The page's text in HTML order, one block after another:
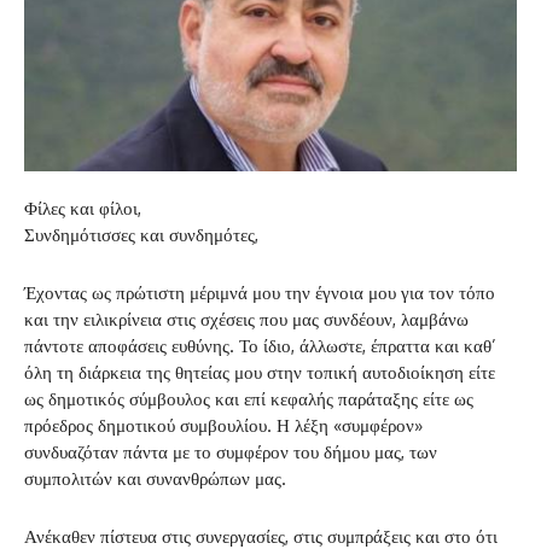
Φίλες και φίλοι,
Συνδημότισσες και συνδημότες,
Έχοντας ως πρώτιστη μέριμνά μου την έγνοια μου για τον τόπο
και την ειλικρίνεια στις σχέσεις που μας συνδέουν, λαμβάνω
πάντοτε αποφάσεις ευθύνης. Το ίδιο, άλλωστε, έπραττα και καθ’
όλη τη διάρκεια της θητείας μου στην τοπική αυτοδιοίκηση είτε
ως δημοτικός σύμβουλος και επί κεφαλής παράταξης είτε ως
πρόεδρος δημοτικού συμβουλίου. Η λέξη «συμφέρον»
συνδυαζόταν πάντα με το συμφέρον του δήμου μας, των
συμπολιτών και συνανθρώπων μας.
Ανέκαθεν πίστευα στις συνεργασίες, στις συμπράξεις και στο ότι